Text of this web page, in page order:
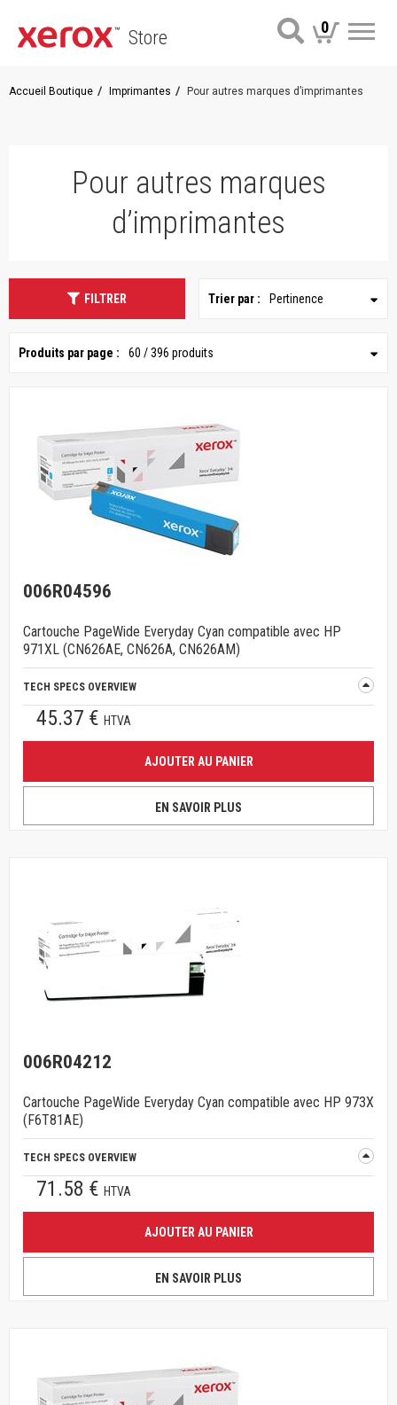
Store 0
Accueil Boutique Imprimantes Pour autres marques d’imprimantes
Pour autres marques
d’imprimantes
FILTRER Trier par : Pertinence
Produits par page : 60 / 396 produits
006R04596
Cartouche PageWide Everyday Cyan compatible avec HP
971XL (CN626AE, CN626A, CN626AM)
TECH SPECS OVERVIEW
45.37 € HTVA
AJOUTER AU PANIER
EN SAVOIR PLUS
006R04212
Cartouche PageWide Everyday Cyan compatible avec HP 973X
(F6T81AE)
TECH SPECS OVERVIEW
71.58 € HTVA
AJOUTER AU PANIER
EN SAVOIR PLUS